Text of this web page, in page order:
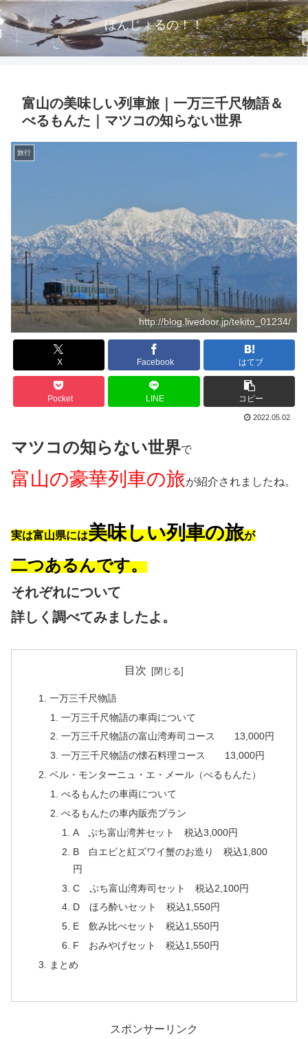
ぼんじょるの！！
富山の美味しい列車旅｜一万三千尺物語＆
べるもんた｜マツコの知らない世界
旅行
http://blog.livedoor.jp/tekito_01234/
X Facebook はてブ
Pocket LINE コピー
2022.05.02
マツコの知らない世界で
富山の豪華列車の旅が紹介されましたね。
実は富山県には美味しい列車の旅が
二つあるんです。
それぞれについて
詳しく調べてみましたよ。
目次
一万三千尺物語
一万三千尺物語の車両について
一万三千尺物語の富山湾寿司コース 13,000円
一万三千尺物語の懐石料理コース 13,000円
ベル・モンターニュ・エ・メール（べるもんた）
べるもんたの車両について
べるもんたの車内販売プラン
A ぷち富山湾丼セット 税込3,000円
B 白エビと紅ズワイ蟹のお造り 税込1,800
円
C ぷち富山湾寿司セット 税込2,100円
D ほろ酔いセット 税込1,550円
E 飲み比べセット 税込1,550円
F おみやげセット 税込1,550円
まとめ
スポンサーリンク